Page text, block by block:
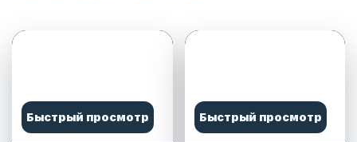
Быстрый просмотр Быстрый просмотр